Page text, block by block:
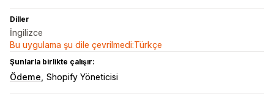
Diller
İngilizce
Bu uygulama şu dile çevrilmedi:Türkçe
Şunlarla birlikte çalışır:
Ödeme Shopify Yöneticisi